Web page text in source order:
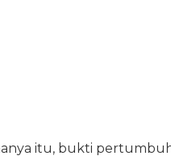
itu, bukti